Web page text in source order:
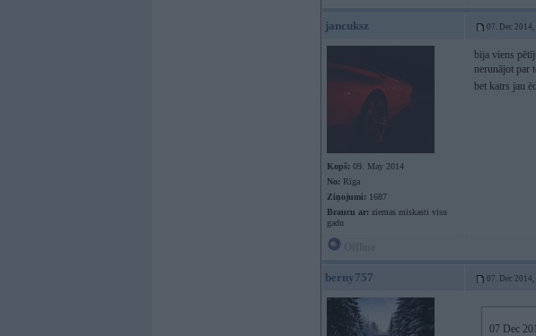
jancuksz 07. Dec 2014,
Kopš: 09. May 2014
No: Rīga
Ziņojumi: 1687
Braucu ar: ziemas miskasti visu
gadu
bija viens
nerunājot par
bet katrs jau
berny757 07. Dec 2014,
07 Dec